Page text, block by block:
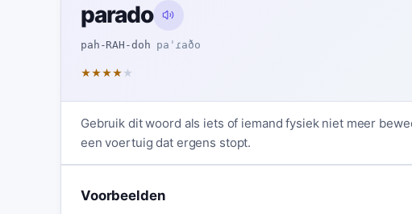
parado
pah-RAH-doh paˈɾaðo
★★★★ ★
Gebruik dit woord als iets of iemand fysiek niet meer
een voertuig dat ergens stopt.
Voorbeelden